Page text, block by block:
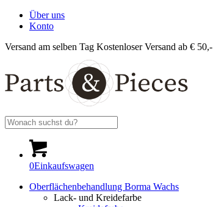
Über uns
Konto
Versand am selben Tag Kostenloser Versand ab € 50,-
0Einkaufswagen
Oberflächenbehandlung Borma Wachs
Lack- und Kreidefarbe